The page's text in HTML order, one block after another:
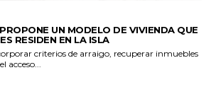
UN MODELO DE VIVIENDA QUE
RESIDEN EN LA ISLA
criterios de arraigo, recuperar inmuebles
acceso...